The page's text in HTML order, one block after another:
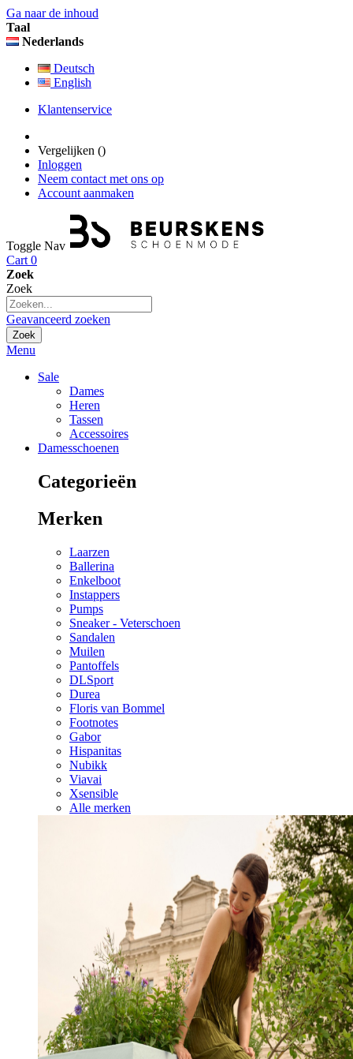
Ga naar de inhoud
Taal
Nederlands
Deutsch
English
Klantenservice
Vergelijken ()
Inloggen
Neem contact met ons op
Account aanmaken
Toggle Nav
Cart 0
Zoek
Zoek
Geavanceerd zoeken
Zoek
Menu
Sale
Dames
Heren
Tassen
Accessoires
Damesschoenen
Categorieën
Merken
Laarzen
Ballerina
Enkelboot
Instappers
Pumps
Sneaker - Veterschoen
Sandalen
Muilen
Pantoffels
DLSport
Durea
Floris van Bommel
Footnotes
Gabor
Hispanitas
Nubikk
Viavai
Xsensible
Alle merken